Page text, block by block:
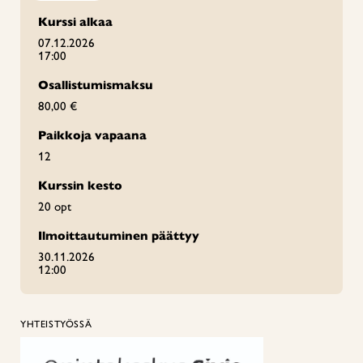
Kurssi alkaa
07.12.2026
17:00
Osallistumismaksu
80,00 €
Paikkoja vapaana
12
Kurssin kesto
20 opt
Ilmoittautuminen päättyy
30.11.2026
12:00
YHTEISTYÖSSÄ